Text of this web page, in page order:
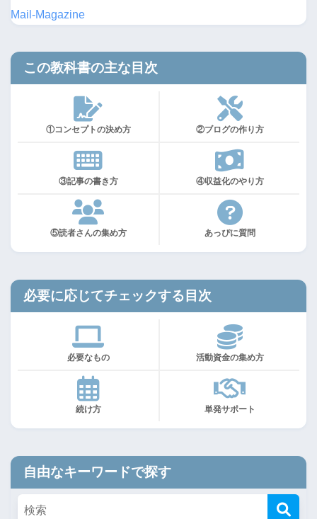
Mail-Magazine
この教科書の主な目次
①コンセプトの決め方 ②ブログの作り方
③記事の書き方 ④収益化のやり方
⑤読者さんの集め方 あっぴに質問
必要に応じてチェックする目次
必要なもの 活動資金の集め方
続け方 単発サポート
自由なキーワードで探す